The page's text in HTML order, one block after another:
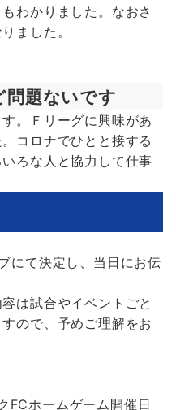
わかりました。なおさ
ました。
問題ないです
。Ｆリーグに興味があ
コロナでひとと接する
ろな人と協力して仕事
にて決定し、当日にお伝
は試合やイベントごと
ので、予めご理解をお
ホームゲーム開催日